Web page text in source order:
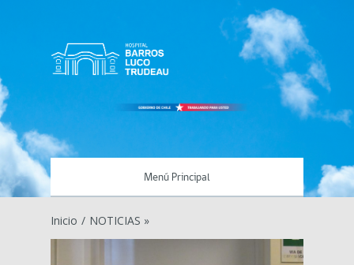
Menú Principal
Inicio / NOTICIAS »